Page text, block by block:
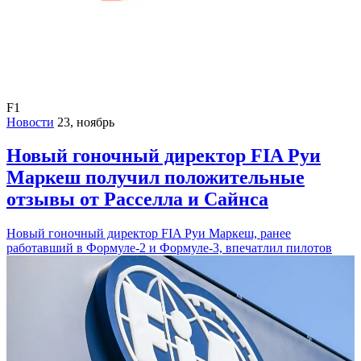
F1
Новости 23, ноябрь
Новый гоночный директор FIA Руи
Маркеш получил положительные
отзывы от Расселла и Сайнса
Новый гоночный директор FIA Руи Маркеш, ранее
работавший в Формуле-2 и Формуле-3, впечатлил пилотов